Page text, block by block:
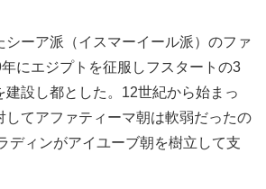
シーア派（イスマーイール派）のファ
にエジプトを征服しフスタートの3
建設し都とした。12世紀から始まっ
してアファティーマ朝は軟弱だったの
ディンがアイユーブ朝を樹立して支